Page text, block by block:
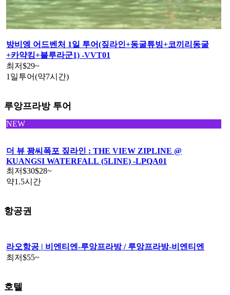
방비엥 어드벤처 1일 투어(짚라인+동굴튜빙+코끼리동굴
+카약킹+블루라군1) -VVT01
최저$29~
1일투어(약7시간)
루앙프라방 투어
NEW
더 뷰 꽝씨폭포 짚라인 : THE VIEW ZIPLINE @
KUANGSI WATERFALL (5LINE) -LPQA01
최저$30$28~
약1.5시간
항공권
라오항공 | 비엔티엔-루앙프라방 / 루앙프라방-비엔티엔
최저$55~
호텔